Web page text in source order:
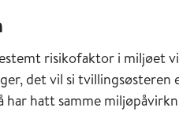
risikofaktor i miljøet
det vil si tvillingsøsteren
har hatt samme